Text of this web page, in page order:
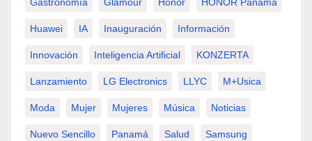
Huawei IA Inauguración Información
Innovación Inteligencia Artificial KONZERTA
Lanzamiento LG Electronics LLYC M+usica
Moda Mujer Mujeres Música Noticias
Nuevo Sencillo Panamá Salud Samsung